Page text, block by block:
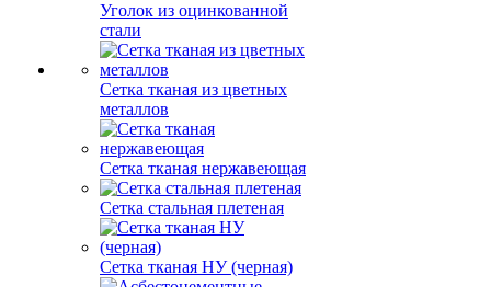
Уголок из оцинкованной
стали
Сетка тканая из цветных
металлов
Сетка тканая нержавеющая
Сетка стальная плетеная
Сетка тканая НУ (черная)